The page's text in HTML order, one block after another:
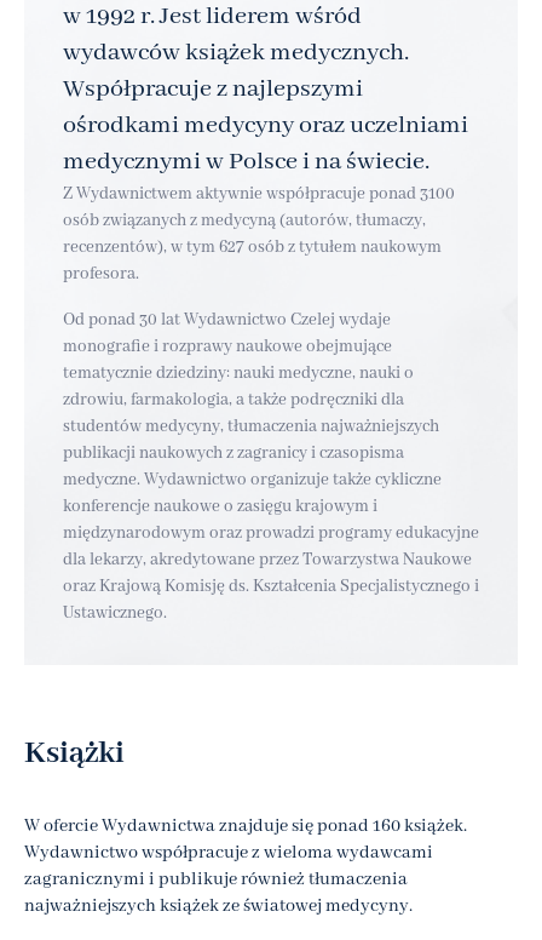
w 1992 r. Jest liderem wśród
wydawców książek medycznych.
Współpracuje z najlepszymi
ośrodkami medycyny oraz uczelniami
medycznymi w Polsce i na świecie.
Z Wydawnictwem aktywnie współpracuje ponad 3100
osób związanych z medycyną (autorów, tłumaczy,
recenzentów), w tym 627 osób z tytułem naukowym
profesora.
Od ponad 30 lat Wydawnictwo Czelej wydaje
monografie i rozprawy naukowe obejmujące
tematycznie dziedziny: nauki medyczne, nauki o
zdrowiu, farmakologia, a także podręczniki dla
studentów medycyny, tłumaczenia najważniejszych
publikacji naukowych z zagranicy i czasopisma
medyczne. Wydawnictwo organizuje także cykliczne
konferencje naukowe o zasięgu krajowym i
międzynarodowym oraz prowadzi programy edukacyjne
dla lekarzy, akredytowane przez Towarzystwa Naukowe
oraz Krajową Komisję ds. Kształcenia Specjalistycznego i
Ustawicznego.
Książki
W ofercie Wydawnictwa znajduje się ponad 160 książek.
Wydawnictwo współpracuje z wieloma wydawcami
zagranicznymi i publikuje również tłumaczenia
najważniejszych książek ze światowej medycyny.